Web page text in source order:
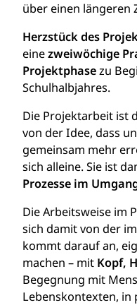
über einen längeren
Herzstück des
einezweiwöchige
Projektphasezu
Schulhalbjahres.
Die Projektarbeit ist
von der Idee, dass
gemeinsam mehr
sich alleine. Sie ist
Prozesse im
Die Arbeitsweise im
sich damit von der
kommt darauf an,
machen – mit Kopf,
Begegnung mit
Lebenskontexten, in